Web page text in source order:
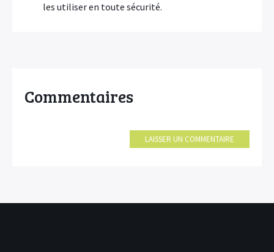
les utiliser en toute sécurité.
Commentaires
LAISSER UN COMMENTAIRE